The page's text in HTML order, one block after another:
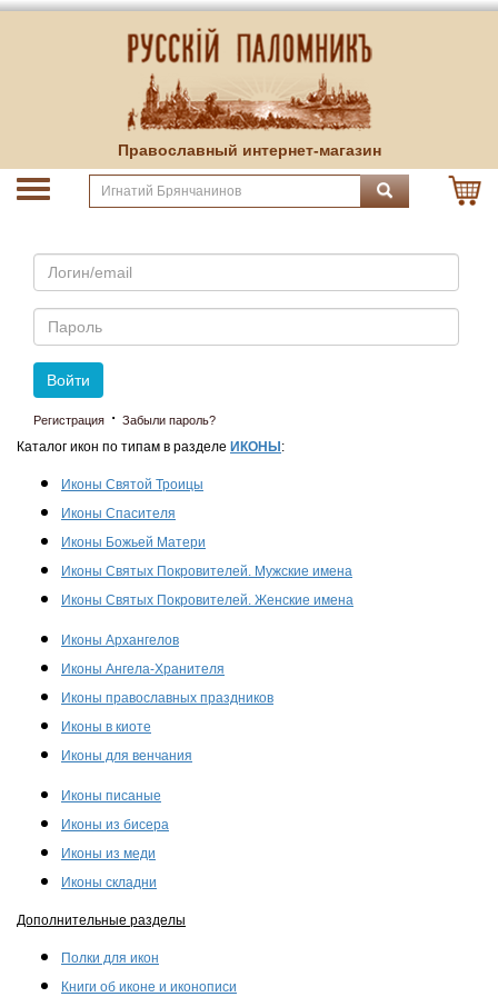
Православный интернет-магазин
Email
Пароль
Войти
Регистрация · Забыли пароль?
Каталог икон по типам в разделе ИКОНЫ :
Иконы Святой Троицы
Иконы Спасителя
Иконы Божьей Матери
Иконы Святых Покровителей. Мужские имена
Иконы Святых Покровителей. Женские имена
Иконы Архангелов
Иконы Ангела-Хранителя
Иконы православных праздников
Иконы в киоте
Иконы для венчания
Иконы писаные
Иконы из бисера
Иконы из меди
Иконы складни
Дополнительные разделы
Полки для икон
Книги об иконе и иконописи